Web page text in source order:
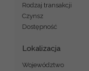
Rodzaj transakcji
Czynsz
Dostępność
Lokalizacja
Województwo